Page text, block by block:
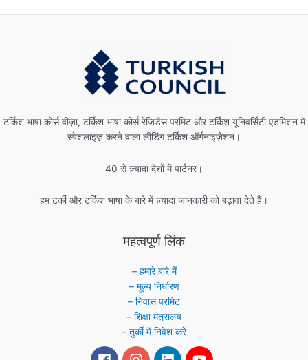
टर्किश भाषा कोर्स वीज़ा, टर्किश भाषा कोर्स रेजिडेंस परमिट और टर्किश यूनिवर्सिटी एडमिशन में
स्पेशलाइज़ करने वाला लीडिंग टर्किश ऑर्गनाइज़ेशन।
40 से ज़्यादा देशों में पार्टनर।
हम टर्की और टर्किश भाषा के बारे में ज़्यादा जानकारी को बढ़ावा देते हैं।
महत्वपूर्ण लिंक
– हमारे बारे में
– मूल्य निर्धारण
– निवास परमिट
– शिक्षा मंत्रालय
– तुर्की में निवेश करें